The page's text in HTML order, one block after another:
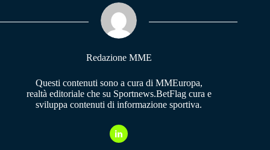
pp m
Redazione MME
Questi contenuti sono a cura di MMEuropa,
realtà editoriale che su Sportnews.BetFlag cura e
sviluppa contenuti di informazione sportiva.